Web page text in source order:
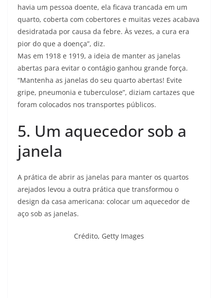
havia um pessoa doente, ela ficava trancada em um
quarto, coberta com cobertores e muitas vezes acabava
desidratada por causa da febre. Às vezes, a cura era
pior do que a doença”, diz.
Mas em 1918 e 1919, a ideia de manter as janelas
abertas para evitar o contágio ganhou grande força.
“Mantenha as janelas do seu quarto abertas! Evite
gripe, pneumonia e tuberculose”, diziam cartazes que
foram colocados nos transportes públicos.
5. Um aquecedor sob a
janela
A prática de abrir as janelas para manter os quartos
arejados levou a outra prática que transformou o
design da casa americana: colocar um aquecedor de
aço sob as janelas.
Crédito, Getty Images